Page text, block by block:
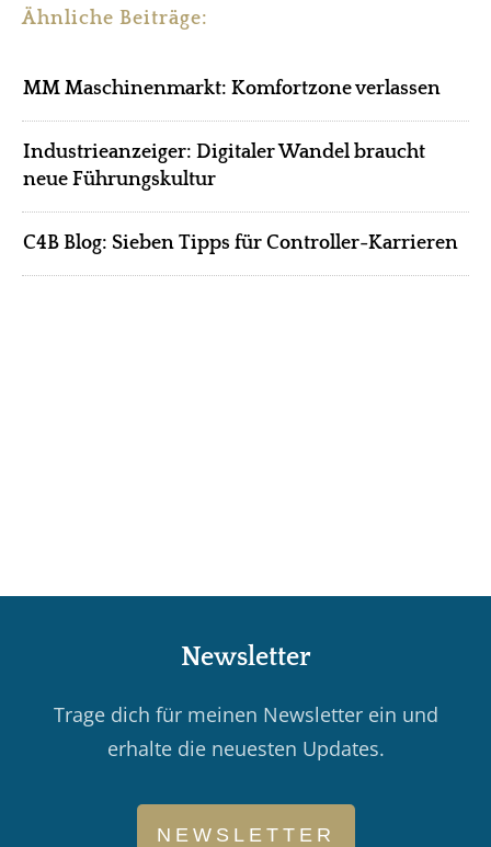
Ähnliche Beiträge:
MM Maschinenmarkt: Komfortzone verlassen
Industrieanzeiger: Digitaler Wandel braucht
neue Führungskultur
C4B Blog: Sieben Tipps für Controller-Karrieren
Newsletter
Trage dich für meinen Newsletter ein und
erhalte die neuesten Updates.
NEWSLETTER